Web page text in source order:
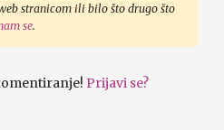
stranicom ili bilo što drugo što
se.
Prijavi se?